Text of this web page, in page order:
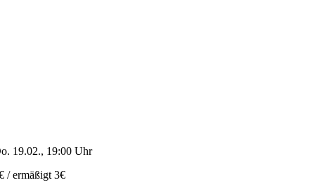
19.02., 19:00 Uhr
/ ermäßigt 3€